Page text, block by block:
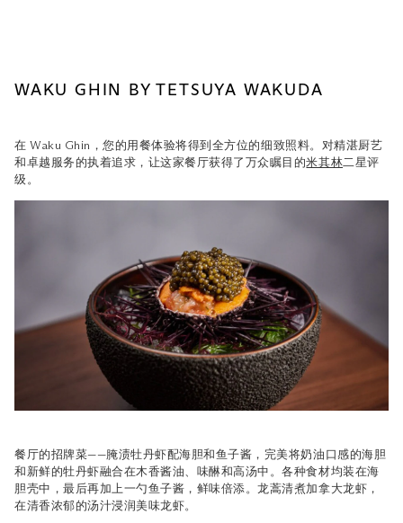
WAKU GHIN BY TETSUYA WAKUDA
在 Waku Ghin，您的用餐体验将得到全方位的细致照料。对精湛厨艺
和卓越服务的执着追求，让这家餐厅获得了万众瞩目的米其林二星评
级。
餐厅的招牌菜——腌渍牡丹虾配海胆和鱼子酱，完美将奶油口感的海胆
和新鲜的牡丹虾融合在木香酱油、味醂和高汤中。各种食材均装在海
胆壳中，最后再加上一勺鱼子酱，鲜味倍添。龙蒿清煮加拿大龙虾，
在清香浓郁的汤汁浸润美味龙虾。